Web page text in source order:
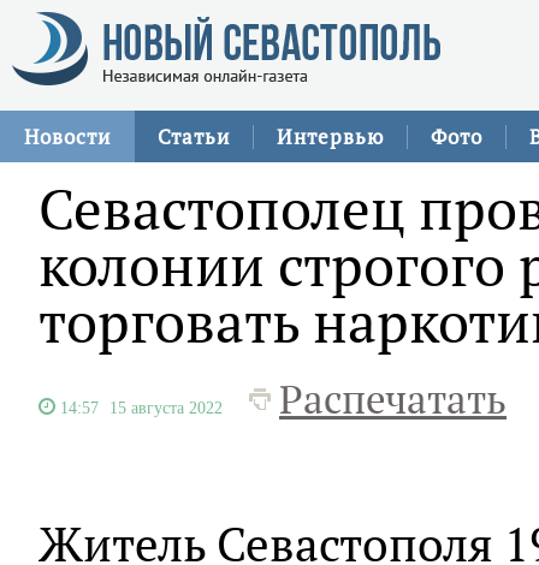
Новости Статьи Интервью Фото
Севастополец
колонии
торговать
14:57 15 августа 2022 Распечатать
Житель Севастополя